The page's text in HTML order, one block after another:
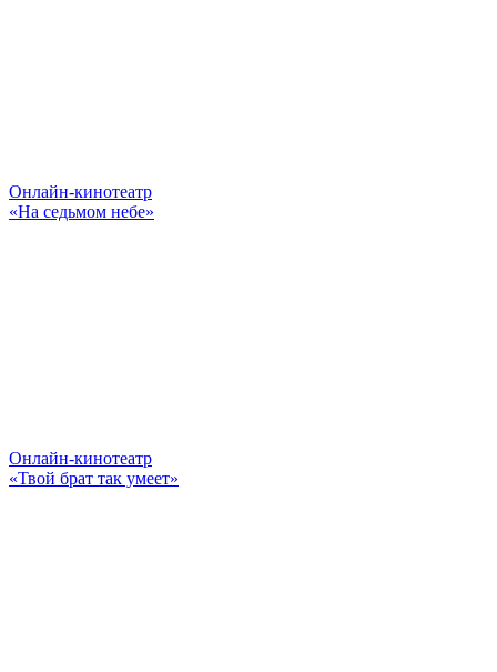
Онлайн-кинотеатр
«На седьмом небе»
Онлайн-кинотеатр
«Твой брат так умеет»